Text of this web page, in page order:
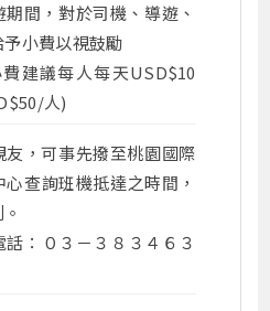
間，對於司機、導遊、
小費以視鼓勵
建議每人每天USD$10
人)
友，可事先撥至桃園國際
查詢班機抵達之時間，
：０３－３８３４６３